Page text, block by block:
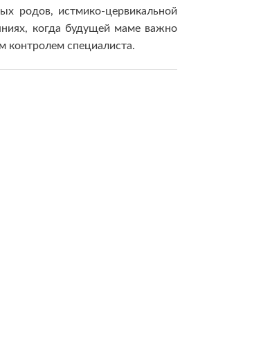
родов, истмико-цервикальной
когда будущей маме важно
контролем специалиста.